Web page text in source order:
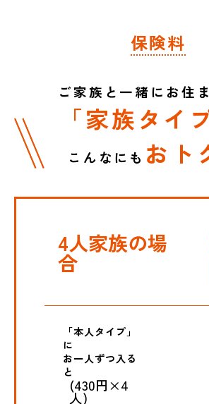
※｢入院一時金｣｢通院保険金｣はブ
はセットされません。
保険料
ご家族と一緒にお住
「家族タイ
こんなにも おト
4人家族の場
合
「本人タイプ」
に
お一人ずつ入る
と
(430円×4
人)